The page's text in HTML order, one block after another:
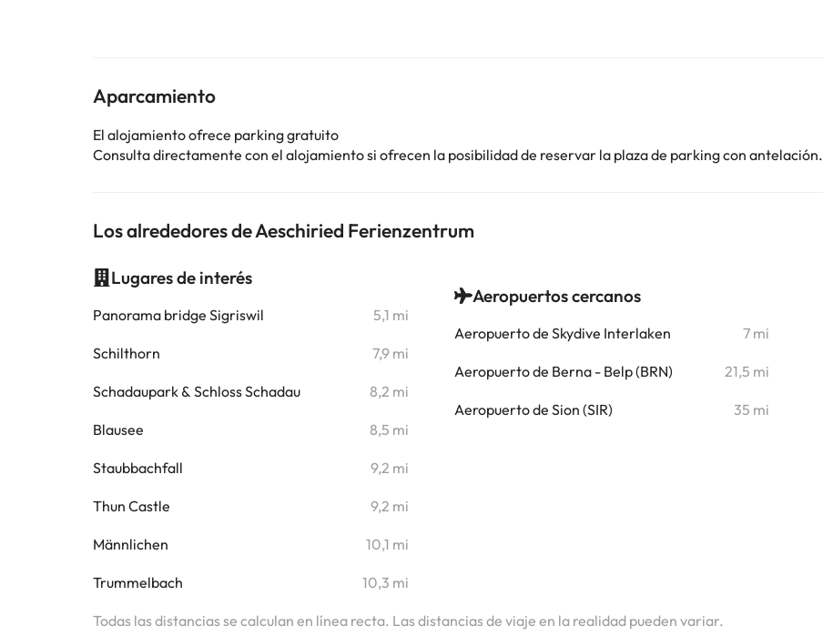
Aparcamiento
El alojamiento ofrece parking gratuito
Consulta directamente con el alojamiento si ofrecen la posibilidad de reservar la plaza de parking con antelación.
Los alrededores de Aeschiried Ferienzentrum
Lugares de interés
Panorama bridge Sigriswil 5,1 mi
Schilthorn 7,9 mi
Schadaupark & Schloss Schadau 8,2 mi
Blausee 8,5 mi
Staubbachfall 9,2 mi
Thun Castle 9,2 mi
Männlichen 10,1 mi
Trummelbach 10,3 mi
Aeropuertos cercanos
Aeropuerto de Skydive Interlaken 7 mi
Aeropuerto de Berna - Belp (BRN) 21,5 mi
Aeropuerto de Sion (SIR) 35 mi
Todas las distancias se calculan en línea recta. Las distancias de viaje en la realidad pueden variar.